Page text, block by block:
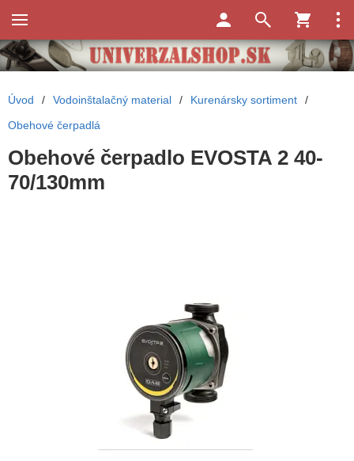
Úvod / Vodoinštalačný material / Kurenársky sortiment
/
Obehové čerpadlá
Obehové čerpadlo EVOSTA 2 40-
70/130mm